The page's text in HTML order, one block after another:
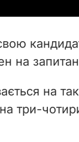
i
d
e
на
на
три-